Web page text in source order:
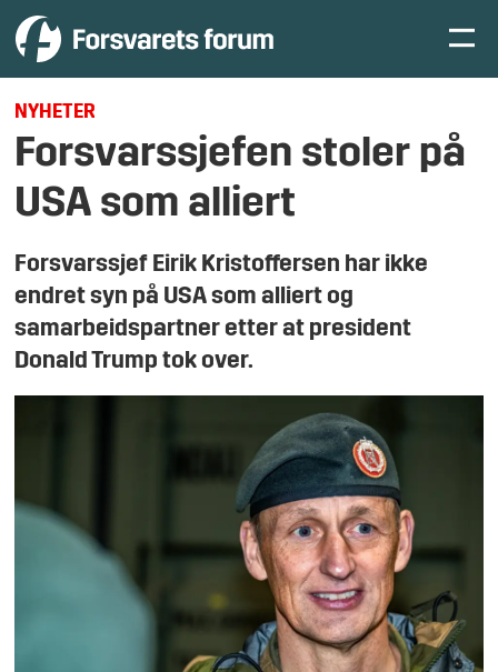
NYHETER
Forsvarssjefen stoler på
USA som alliert
Forsvarssjef Eirik Kristoffersen har ikke
endret syn på USA som alliert og
samarbeidspartner etter at president
Donald Trump tok over.